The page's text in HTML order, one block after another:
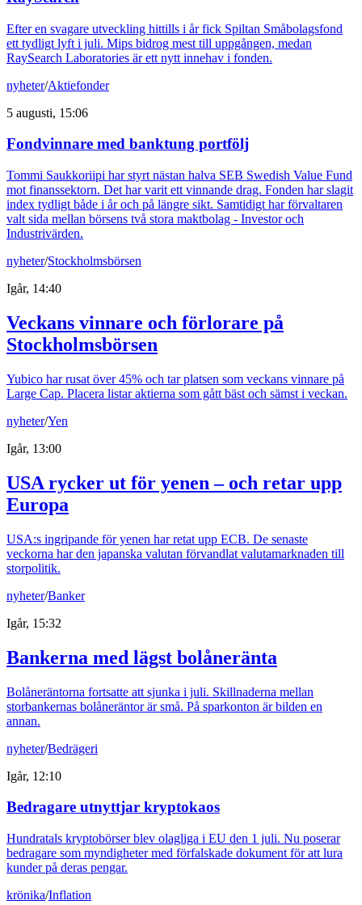
Efter en svagare utveckling hittills i år fick Spiltan Småbolagsfond
ett tydligt lyft i juli. Mips bidrog mest till uppgången, medan
RaySearch Laboratories är ett nytt innehav i fonden.
nyheter/Aktiefonder
5 augusti, 15:06
Fondvinnare med banktung portfölj
Tommi Saukkoriipi har styrt nästan halva SEB Swedish Value Fund
mot finanssektorn. Det har varit ett vinnande drag. Fonden har slagit
index tydligt både i år och på längre sikt. Samtidigt har förvaltaren
valt sida mellan börsens två stora maktbolag - Investor och
Industrivärden.
nyheter/Stockholmsbörsen
Igår, 14:40
Veckans vinnare och förlorare på
Stockholmsbörsen
Yubico har rusat över 45% och tar platsen som veckans vinnare på
Large Cap. Placera listar aktierna som gått bäst och sämst i veckan.
nyheter/Yen
Igår, 13:00
USA rycker ut för yenen – och retar upp
Europa
USA:s ingripande för yenen har retat upp ECB. De senaste
veckorna har den japanska valutan förvandlat valutamarknaden till
storpolitik.
nyheter/Banker
Igår, 15:32
Bankerna med lägst bolåneränta
Bolåneräntorna fortsatte att sjunka i juli. Skillnaderna mellan
storbankernas bolåneräntor är små. På sparkonton är bilden en
annan.
nyheter/Bedrägeri
Igår, 12:10
Bedragare utnyttjar kryptokaos
Hundratals kryptobörser blev olagliga i EU den 1 juli. Nu poserar
bedragare som myndigheter med förfalskade dokument för att lura
kunder på deras pengar.
krönika/Inflation